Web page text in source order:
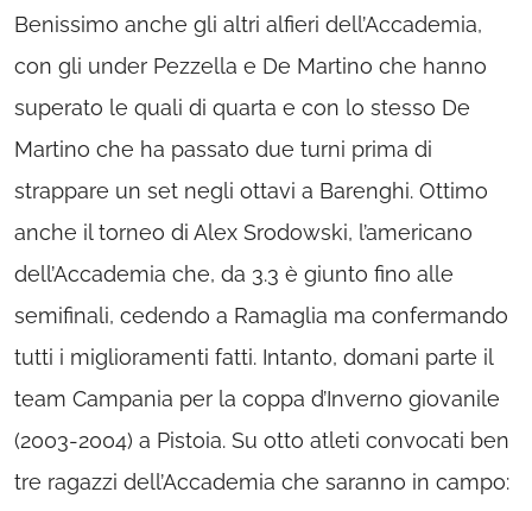
Benissimo anche gli altri alfieri dell’Accademia,
con gli under Pezzella e De Martino che hanno
superato le quali di quarta e con lo stesso De
Martino che ha passato due turni prima di
strappare un set negli ottavi a Barenghi. Ottimo
anche il torneo di Alex Srodowski, l’americano
dell’Accademia che, da 3.3 è giunto fino alle
semifinali, cedendo a Ramaglia ma confermando
tutti i miglioramenti fatti. Intanto, domani parte il
team Campania per la coppa d’Inverno giovanile
(2003-2004) a Pistoia. Su otto atleti convocati ben
tre ragazzi dell’Accademia che saranno in campo: